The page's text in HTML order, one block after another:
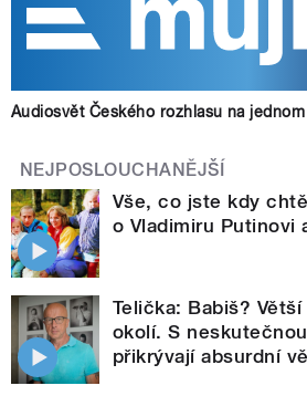
Audiosvět Českého rozhlasu na
NEJPOSLOUCHANĚJŠÍ
Vše, co jste kdy
o Vladimiru Putinovi
Telička: Babiš?
okolí. S
přikrývají absurdní